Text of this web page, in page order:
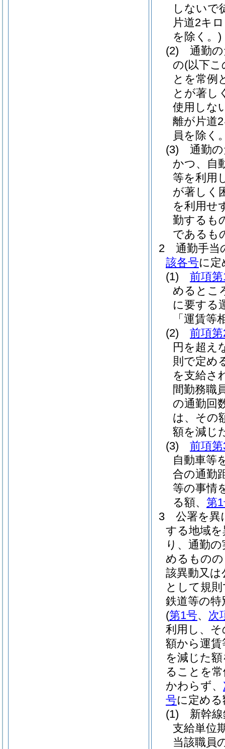
しないで
片道2キ
を除く。)
(2)
通勤
の(以下
とを常例
とが著し
使用しな
離が片道
員を除く
(3)
通勤
かつ、自
等を利用
が著しく
を利用せ
勤するも
であるも
2
通勤手当
該各号に
(1)
前項
めるとこ
に要する
「運賃等
(2)
前項
円を超え
則で定め
を支給さ
間勤務職
の通勤回
は、その
額を減じ
(3)
前項
自動車等
合の通勤
等の事情
る額、 第
3
公署を異
する地域
り、通勤
めるもの
該異動又
として規
鉄道等の特
(第1号、 次
利用し、
額から運
を減じた
ることを
かわらず、
号に定め
(1)
新幹
支給単位
当該職員